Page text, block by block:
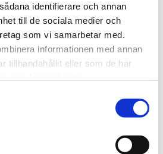
identifierare och annan
till de sociala medier och
som vi samarbetar med.
informationen med annan
tillhandahållit eller som de har
Lagervara
20260750